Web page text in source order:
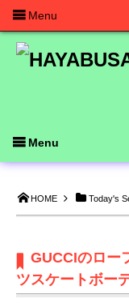
HOME Today's
GUCCIのロー
ツスケートボー
Menu
Menu